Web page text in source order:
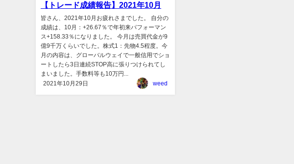
【トレード成績報告】2021年10月
皆さん、2021年10月お疲れさまでした。 自分の
成績は、10月：+26.67％で年初来パフォーマン
ス+158.33％になりました。 今月は売買代金が9
億9千万くらいでした。株式1：先物4.5程度。今
月の内容は、グローバルウェイで一般信用でショ
ートしたら3日連続STOP高に張りつけられてし
まいました。手数料等も10万円...
2021年10月29日
weed